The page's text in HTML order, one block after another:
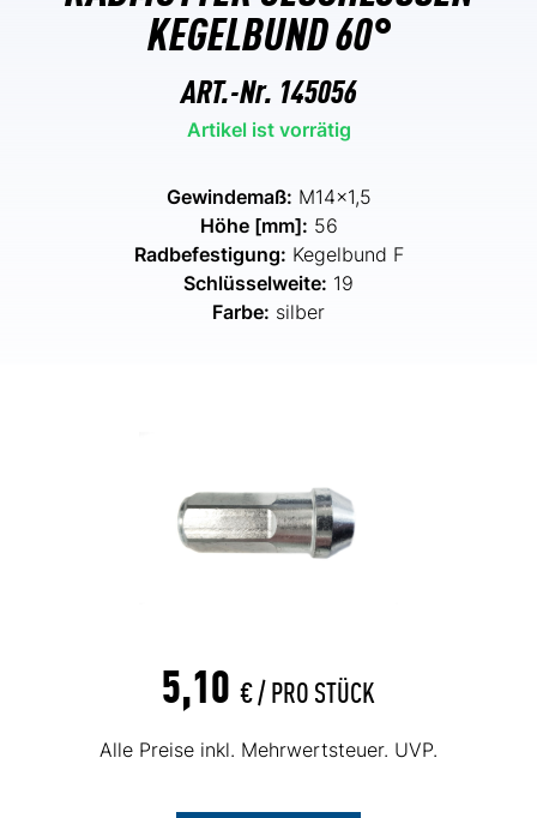
KEGELBUND 60°
ART.-Nr. 145056
Artikel ist vorrätig
Gewindemaß: M14x1,5
Höhe [mm]: 56
Radbefestigung: Kegelbund F
Schlüsselweite: 19
Farbe: silber
5,10 € /PRO STÜCK
Alle Preise inkl. Mehrwertsteuer. UVP.